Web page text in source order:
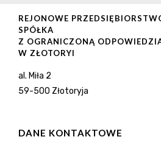
REJONOWE
SPÓŁKA
Z OGRANICZONĄ
W ZŁOTORYI
al. Miła 2
59-500 Złotoryja
DANE KONTAKTOWE